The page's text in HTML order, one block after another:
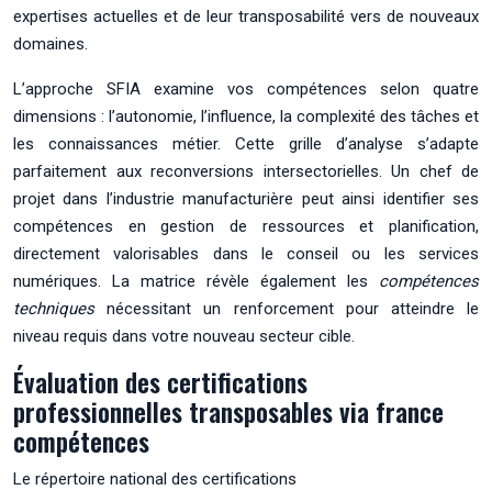
expertises actuelles et de leur transposabilité vers de nouveaux
domaines.
L’approche SFIA examine vos compétences selon quatre
dimensions : l’autonomie, l’influence, la complexité des tâches et
les connaissances métier. Cette grille d’analyse s’adapte
parfaitement aux reconversions intersectorielles. Un chef de
projet dans l’industrie manufacturière peut ainsi identifier ses
compétences en gestion de ressources et planification,
directement valorisables dans le conseil ou les services
numériques. La matrice révèle également les compétences
techniquesnécessitant un renforcement pour atteindre le
niveau requis dans votre nouveau secteur cible.
Évaluation des certifications
professionnelles transposables via france
compétences
Le répertoire national des certifications